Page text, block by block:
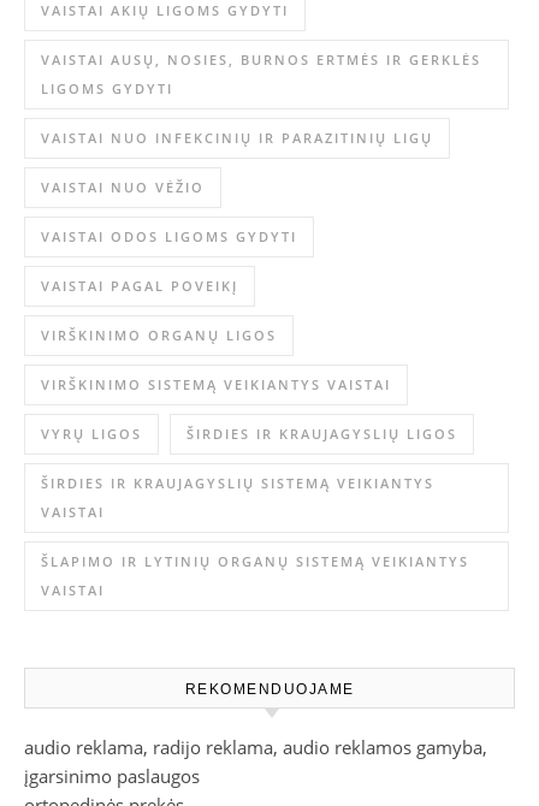
VAISTAI AKIŲ LIGOMS GYDYTI
VAISTAI AUSŲ, NOSIES, BURNOS ERTMĖS IR GERKLĖS
LIGOMS GYDYTI
VAISTAI NUO INFEKCINIŲ IR PARAZITINIŲ LIGŲ
VAISTAI NUO VĖŽIO
VAISTAI ODOS LIGOMS GYDYTI
VAISTAI PAGAL POVEIKĮ
VIRŠKINIMO ORGANŲ LIGOS
VIRŠKINIMO SISTEMĄ VEIKIANTYS VAISTAI
VYRŲ LIGOS ŠIRDIES IR KRAUJAGYSLIŲ LIGOS
ŠIRDIES IR KRAUJAGYSLIŲ SISTEMĄ VEIKIANTYS
VAISTAI
ŠLAPIMO IR LYTINIŲ ORGANŲ SISTEMĄ VEIKIANTYS
VAISTAI
REKOMENDUOJAME
audio reklama, radijo reklama, audio reklamos gamyba,
įgarsinimo paslaugos